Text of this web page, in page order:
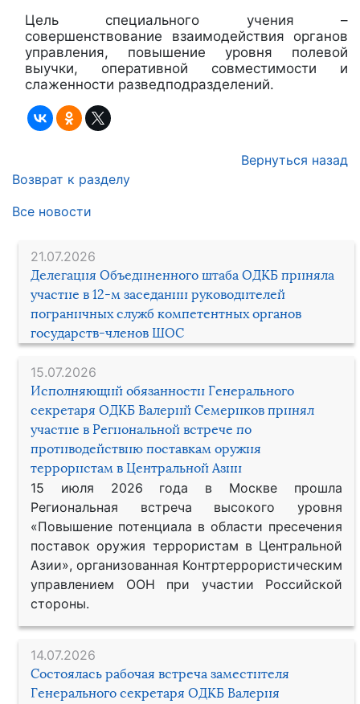
21.07.2026
Делегация Объединенного штаба ОДКБ приняла
участие в 12-м заседании руководителей
пограничных служб компетентных органов
государств-членов ШОС
15.07.2026
Исполняющий обязанности Генерального
секретаря ОДКБ Валерий Семериков принял
участие в Региональной встрече по
противодействию поставкам оружия
террористам в Центральной Азии
15 июля 2026 года в Москве прошла
Региональная встреча высокого уровня
«Повышение потенциала в области пресечения
поставок оружия террористам в Центральной
Азии», организованная Контртеррористическим
управлением ООН при участии Российской
стороны.
14.07.2026
Состоялась рабочая встреча заместителя
Генерального секретаря ОДКБ Валерия
Цель специального учения –
совершенствование взаимодействия органов
управления, повышение уровня полевой
выучки, оперативной совместимости и
слаженности разведподразделений.
Вернуться назад
Возврат к разделу
Все новости